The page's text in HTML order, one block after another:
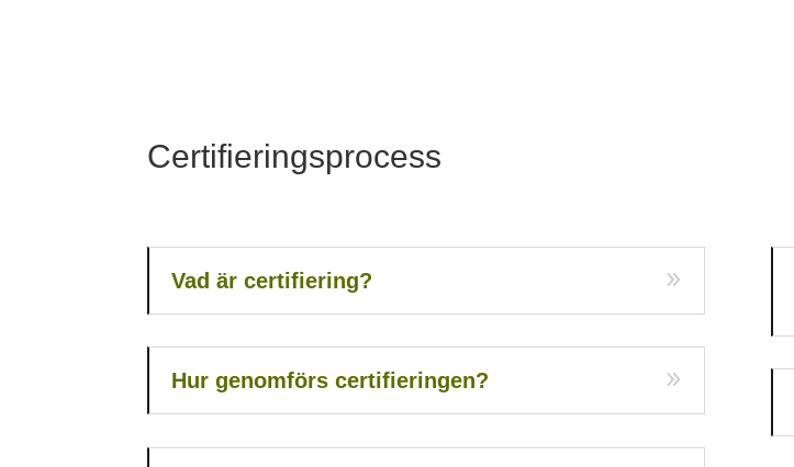
Certifieringsprocess
Vad är certifiering?
Hur genomförs certifieringen?